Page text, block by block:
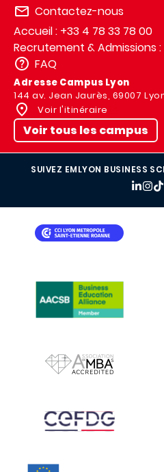
Contactez-nous
Accueil : +33 4 78 33 78 00
Recrutement & Admissions :
FAQ
Adresse Campus Lyon
144 av. Jean Jaurès, 69007
Voir l'itinéraire
Voir tous les campus
SUIVEZ EMLYON BUSINESS
IMAGE
IMAGE
IMAGE
IMAGE